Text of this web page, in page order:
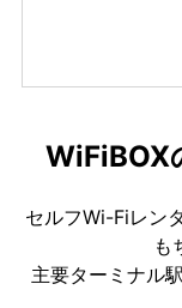
WiFiBOX
セルフWi-Fiレン
も
主要ターミナル